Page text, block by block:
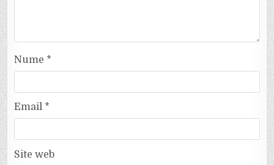
Nume *
Email *
Site web